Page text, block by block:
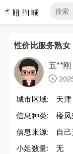
性价比服务熟女
五**刚
城市区域:
天
信息种类:
楼
信息来源:
自
小姐数量:
无